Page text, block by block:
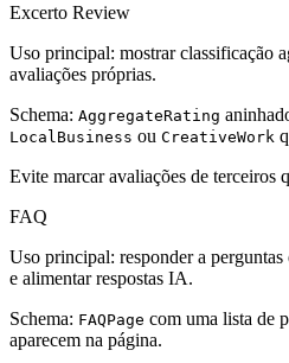
Excerto Review
Uso principal: mostrar classificação
avaliações próprias.
Schema: AggregateRating
LocalBusiness ou CreativeWork
Evite marcar avaliações de terceiros
FAQ
Uso principal: responder a
e alimentar respostas IA.
Schema: FAQPage com uma lista de
aparecem na página.